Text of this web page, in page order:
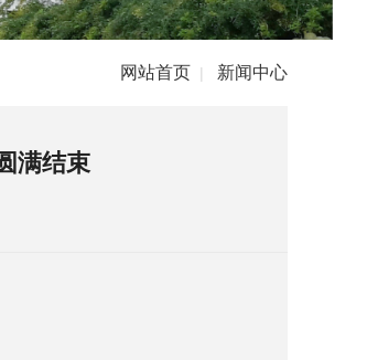
网站首页 | 新闻中心
满结束